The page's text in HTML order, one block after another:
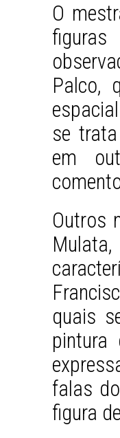
O
Palco,
se
em
Outros
quais
pintura
falas
figura